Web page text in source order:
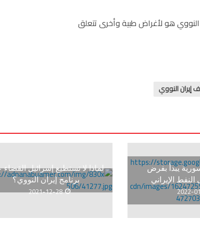
النووي هو لأغراض طبية وأخرى تتعلق
النووي
يبدأ بفرض
الإيراني
2022-
لماذا لا تستطيع إسرائيل
برنامج إيران النووي؟
2021-12-28